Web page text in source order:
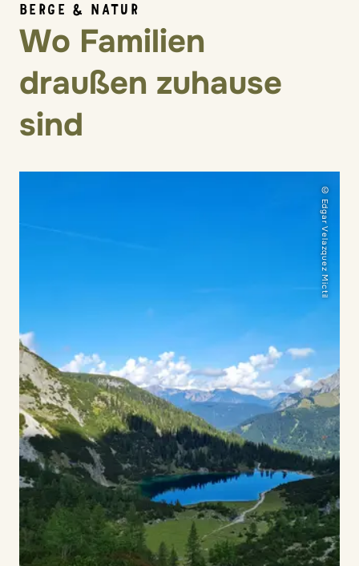
BERGE & NATUR
Wo Familien
draußen zuhause
sind
© Edgar Velazquez Mictil